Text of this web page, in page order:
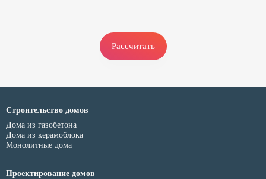
Рассчитать
Строительство домов
Дома из газобетона
Дома из керамоблока
Монолитные дома
Проектирование домов